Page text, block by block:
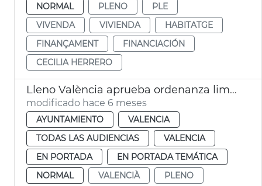
NORMAL
PLENO
PLE
VIVENDA
VIVIENDA
HABITATGE
FINANÇAMENT
FINANCIACIÓN
CECILIA HERRERO
Lleno València aprueba ordenanza limpia recogida residuos
modificado hace 6 meses
AYUNTAMIENTO
VALENCIA
TODAS LAS AUDIENCIAS
VALENCIA
EN PORTADA
EN PORTADA TEMÁTICA
NORMAL
VALENCIÀ
PLENO